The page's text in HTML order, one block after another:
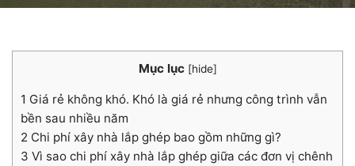
Mục lục [hide]
1 Giá rẻ không khó. Khó là giá rẻ nhưng công trình vẫn
bền sau nhiều năm
2 Chi phí xây nhà lắp ghép bao gồm những gì?
3 Vì sao chi phí xây nhà lắp ghép giữa các đơn vị chênh